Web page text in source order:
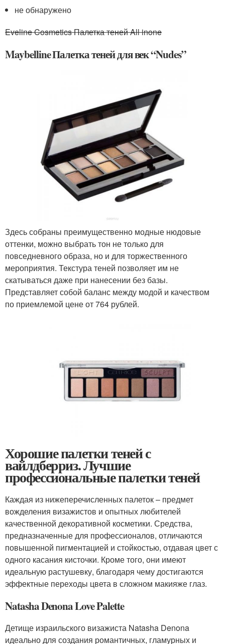
не обнаружено
Eveline Cosmetics Палетка теней All inone
Maybelline Палетка теней для век “Nudes”
Здесь собраны преимущественно модные нюдовые
оттенки, можно выбрать тон не только для
повседневного образа, но и для торжественного
мероприятия. Текстура теней позволяет им не
скатываться даже при нанесении без базы.
Представляет собой баланс между модой и качеством
по приемлемой цене от 764 рублей.
Хорошие палетки теней с
вайлдберриз. Лучшие
профессиональные палетки теней
Каждая из нижеперечисленных палеток – предмет
вожделения визажистов и опытных любителей
качественной декоративной косметики. Средства,
предназначенные для профессионалов, отличаются
повышенной пигментацией и стойкостью, отдавая цвет с
одного касания кисточки. Кроме того, они имеют
идеальную растушевку, благодаря чему достигаются
эффектные переходы цвета в сложном макияже глаз.
Natasha Denona Love Palette
Детище израильского визажиста Natasha Denona
идеально для создания романтичных, гламурных и